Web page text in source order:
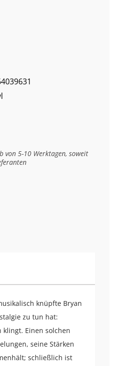
von 5-10 Werktagen, soweit
knüpfte Bryan
zu tun hat:
klingt. Einen solchen
seine Stärken
schließlich ist